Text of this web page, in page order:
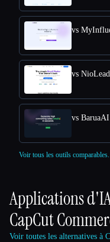
vs
vs BaruaAI
Voir tous les outils comparables.
Applications
CapCut
Voir toutes les alternatives à